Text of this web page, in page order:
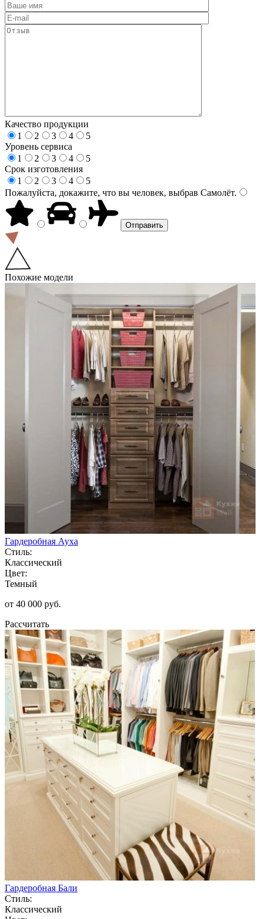
Качество продукции
1
2 3 4
5
Уровень сервиса
1
2 3 4
5
Срок изготовления
1
2 3 4
5
Пожалуйста, докажите, что вы человек, выбрав Самолёт.
Похожие модели
Гардеробная Ауха
Стиль:
Классический
Цвет:
Темный
от 40 000 руб.
Рассчитать
Гардеробная Бали
Стиль:
Классический